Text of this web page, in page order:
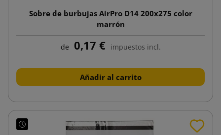
Sobre de burbujas AirPro D14 200x275 color
marrón
de 0,17 € impuestos incl.
Añadir al carrito